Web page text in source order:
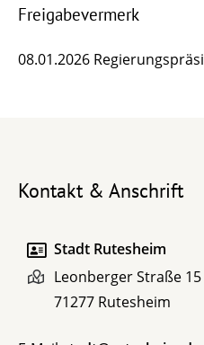
Freigabevermerk
08.01.2026
Kontakt & Anschrift
Stadt Rutesheim
Leonberger Straße 15
71277 Rutesheim